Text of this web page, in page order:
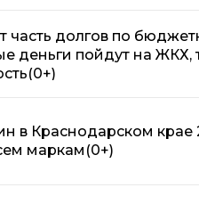
часть долгов по
деньги пойдут на ЖКХ,
(0+)
в Краснодарском
маркам (0+)